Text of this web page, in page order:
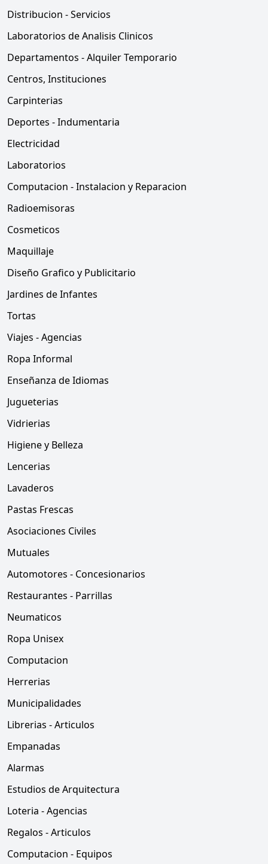
Distribucion - Servicios
Laboratorios de Analisis Clinicos
Departamentos - Alquiler Temporario
Centros, Instituciones
Carpinterias
Deportes - Indumentaria
Electricidad
Laboratorios
Computacion - Instalacion y Reparacion
Radioemisoras
Cosmeticos
Maquillaje
Diseño Grafico y Publicitario
Jardines de Infantes
Tortas
Viajes - Agencias
Ropa Informal
Enseñanza de Idiomas
Jugueterias
Vidrierias
Higiene y Belleza
Lencerias
Lavaderos
Pastas Frescas
Asociaciones Civiles
Mutuales
Automotores - Concesionarios
Restaurantes - Parrillas
Neumaticos
Ropa Unisex
Computacion
Herrerias
Municipalidades
Librerias - Articulos
Empanadas
Alarmas
Estudios de Arquitectura
Loteria - Agencias
Regalos - Articulos
Computacion - Equipos